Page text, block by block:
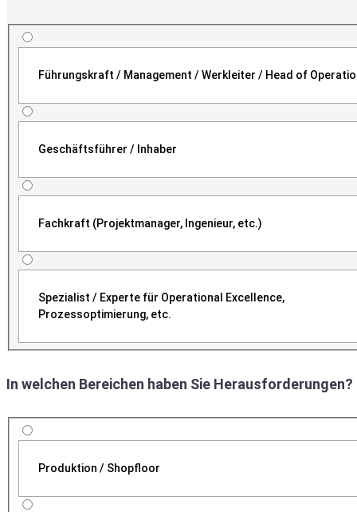
Führungskraft / Management / Werkleiter / Head of
Geschäftsführer / Inhaber
Fachkraft (Projektmanager, Ingenieur, etc.)
Spezialist / Experte für Operational Excellence,
Prozessoptimierung, etc.
In welchen Bereichen haben Sie Herausforderungen?
Produktion / Shopfloor